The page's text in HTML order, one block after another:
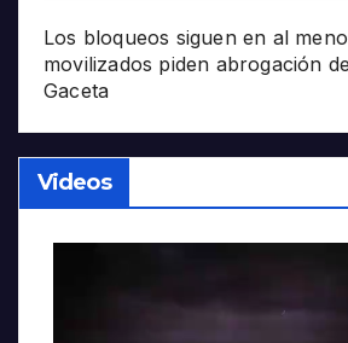
Los bloqueos siguen en al
movilizados piden abrogación
Gaceta
Videos